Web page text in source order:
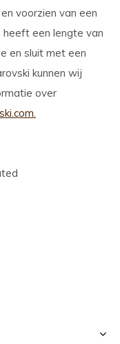
voorzien van een
een lengte van
en sluit met een
kunnen wij
over